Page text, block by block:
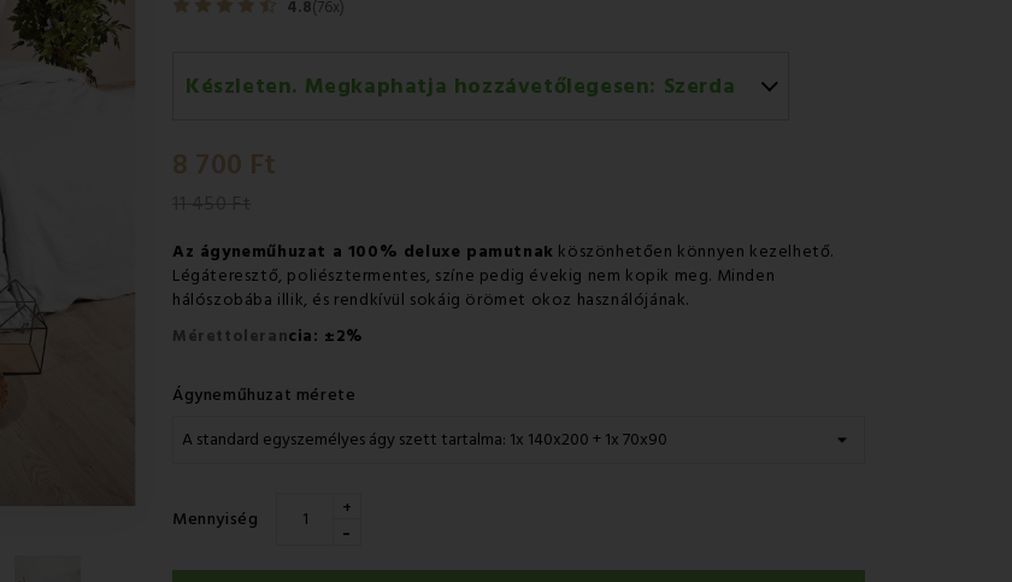
4.8(76x)
Készleten. Megkaphatja hozzávetőlegesen: Szerda
Csütörtök 13.08
8 700 Ft
Az ágyneműhuzat a 100% deluxe pamutnak köszönhetően könnyen kezelhető.
Légáteresztő, poliésztermentes, színe pedig évekig nem kopik meg. Minden
hálószobába illik, és rendkívül sokáig örömet okoz használójának.
Mérettolerancia: ±2%
Ágyneműhuzat mérete
Mennyiség +
-